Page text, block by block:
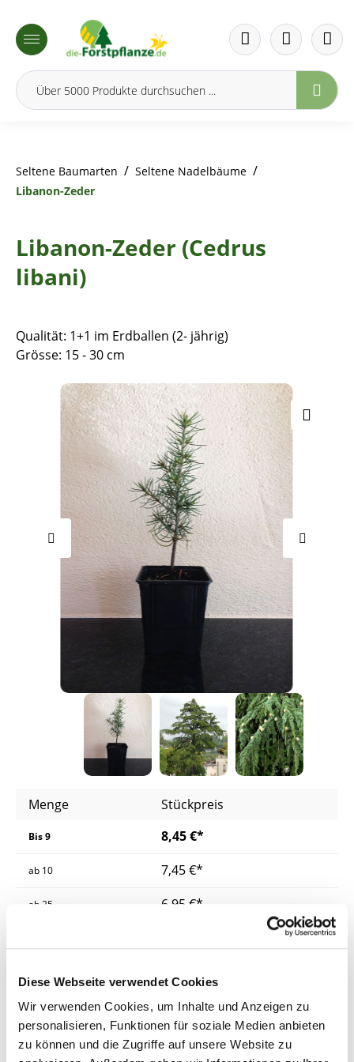
Diese Webseite verwendet Cookies
Wir verwenden Cookies, um Inhalte und Anzeigen zu
personalisieren, Funktionen für soziale Medien anbieten
zu können und die Zugriffe auf unsere Website zu
springen
Seltene Baumarten / Seltene Nadelbäume /
Libanon-Zeder
Libanon-Zeder (Cedrus
libani)
Qualität: 1+1 im Erdballen (2- jährig)
Grösse: 15 - 30 cm
Menge Stückpreis
Bis9 8,45 €*
ab 10 7,45 €*
ab 25 6,95 €*
Preise inkl. MwSt.zzgl. Versandkosten
Lieferzeit: 4 - 8 Werktage
Herkunft